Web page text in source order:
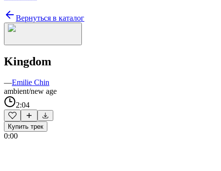
Вернуться в каталог
Kingdom
—Emilie Chin
ambient/new age
2:04
Купить трек
0:00